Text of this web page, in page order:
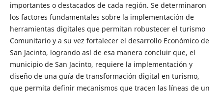
importantes o destacados de cada región. Se determinaron
los factores fundamentales sobre la implementación de
herramientas digitales que permitan robustecer el turismo
Comunitario y a su vez fortalecer el desarrollo Económico de
San Jacinto, logrando así de esa manera concluir que, el
municipio de San Jacinto, requiere la implementación y
diseño de una guía de transformación digital en turismo,
que permita definir mecanismos que tracen las líneas de un